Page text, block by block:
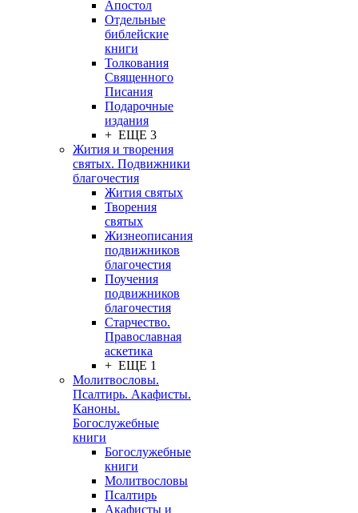
Апостол
Отдельные
библейские
книги
Толкования
Священного
Писания
Подарочные
издания
+ ЕЩЕ 3
Жития и творения
святых. Подвижники
благочестия
Жития святых
Творения
святых
Жизнеописания
подвижников
благочестия
Поучения
подвижников
благочестия
Старчество.
Православная
аскетика
+ ЕЩЕ 1
Молитвословы.
Псалтирь. Акафисты.
Каноны.
Богослужебные
книги
Богослужебные
книги
Молитвословы
Псалтирь
Акафисты и